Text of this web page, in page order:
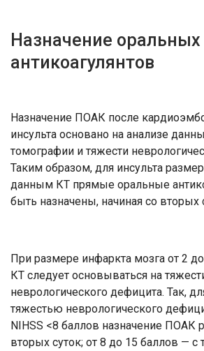
Назначение оральных
антикоагулянтов
Назначение ПОАК после
инсульта основано на анализе
томографии и тяжести
Таким образом, для инсульта
данным КТ прямые оральные
быть назначены, начиная со вторых
При размере инфаркта мозга от 2
КТ следует основываться на
неврологического дефицита. Так,
тяжестью неврологического
NIHSS <8 баллов назначение ПОАК
вторых суток; от 8 до 15 баллов — с